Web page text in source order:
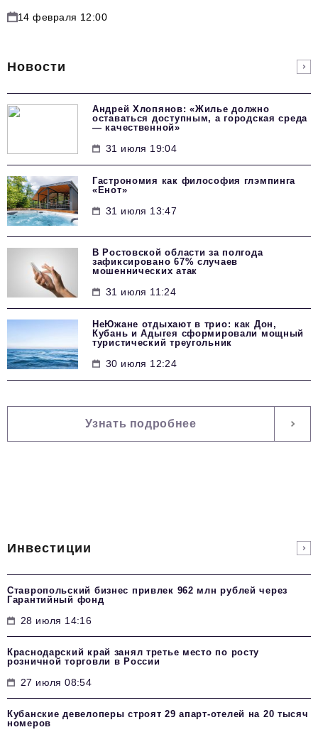
14 февраля 12:00
Новости
Андрей Хлопянов: «Жилье должно
оставаться доступным, а городская среда
— качественной»
31 июля 19:04
Гастрономия как философия глэмпинга
«Енот»
31 июля 13:47
В Ростовской области за полгода
зафиксировано 67% случаев
мошеннических атак
31 июля 11:24
НеЮжане отдыхают в трио: как Дон,
Кубань и Адыгея сформировали мощный
туристический треугольник
30 июля 12:24
Узнать подробнее
Инвестиции
Ставропольский бизнес привлек 962 млн рублей через
Гарантийный фонд
28 июля 14:16
Краснодарский край занял третье место по росту
розничной торговли в России
27 июля 08:54
Кубанские девелоперы строят 29 апарт-отелей на 20 тысяч
номеров